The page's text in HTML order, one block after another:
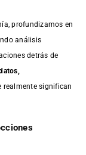
profundizamos en
análisis
detrás de
realmente significan